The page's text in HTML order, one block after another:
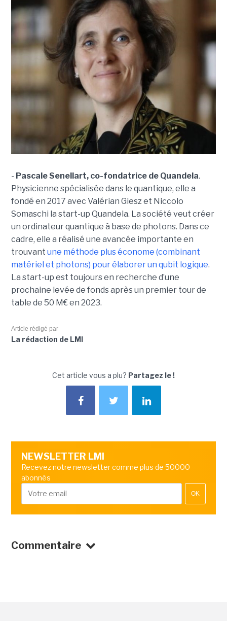
- Pascale Senellart, co-fondatrice de Quandela.
Physicienne spécialisée dans le quantique, elle a
fondé en 2017 avec Valérian Giesz et Niccolo
Somaschi la start-up Quandela. La société veut créer
un ordinateur quantique à base de photons. Dans ce
cadre, elle a réalisé une avancée importante en
trouvant une méthode plus économe (combinant
matériel et photons) pour élaborer un qubit logique.
La start-up est toujours en recherche d’une
prochaine levée de fonds après un premier tour de
table de 50 M€ en 2023.
Article rédigé par
La rédaction de LMI
Cet article vous a plu? Partagez le !
NEWSLETTER LMI
Recevez notre newsletter comme plus de 50000
abonnés
OK
Commentaire